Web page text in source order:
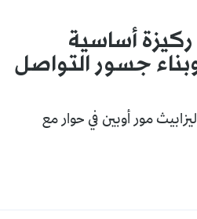
ركيزة أساسية
وبناء جسور التواصل
مور أوبين في حوار مع